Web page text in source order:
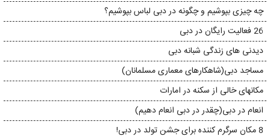
چه چیزی بپوشیم و چگونه در دبی لباس بپوشیم؟
26 فعالیت رایگان در دبی
دیدنی های زندگی شبانه دبی
مساجد دبی(شاهکارهای معماری مسلمانان)
مکانهای خالی از سکنه در امارات
انعام در دبی(چقدر در دبی انعام دهیم)
8 مکان سرگرم کننده برای جشن تولد در دبی!